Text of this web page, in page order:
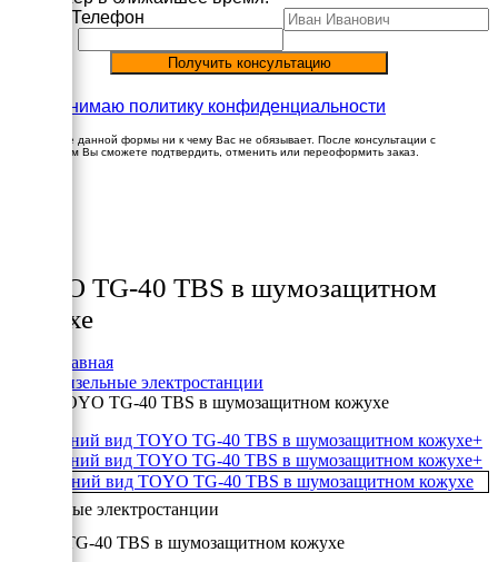
Телефон
Принимаю политику конфиденциальности
Заполнение данной формы ни к чему Вас не обязывает. После консультации с
менеджером Вы сможете подтвердить, отменить или переоформить заказ.
TOYO TG-40 TBS в шумозащитном
кожухе
Главная
Дизельные электростанции
TOYO TG-40 TBS в шумозащитном кожухе
+
+
Дизельные электростанции
TOYO TG-40 TBS в шумозащитном кожухе